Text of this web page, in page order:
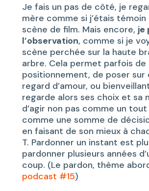
Je fais un pas de côté, je
mère comme si j’étais témoin
scène de film. Mais encore, je
l’observation, comme si je
scène perchée sur la haute
arbre. Cela permet parfois de
positionnement, de poser sur
regard d’amour, ou
regarde alors ses choix et sa
d’agir non pas comme un tout
comme une somme de
en faisant de son mieux à
T. Pardonner un instant est
pardonner plusieurs années
coup. (Le pardon, thème
podcast #15)